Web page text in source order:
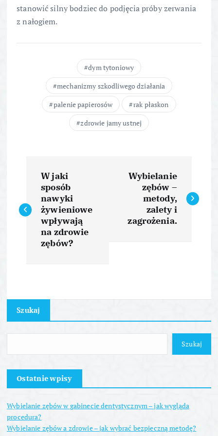
stanowić silny bodziec do podjęcia próby zerwania
z nałogiem.
dym tytoniowy
mechanizmy szkodliwego działania
palenie papierosów
rak płaskon
zdrowie jamy ustnej
w
c
j
a
w
p
i
W jaki
sposób
nawyki
żywieniowe
wpływają
na zdrowie
zębów?
Wybielanie
zębów –
metody,
zalety i
zagrożenia.
Szukaj
Szukaj
Ostatnie wpisy
Wybielanie zębów w gabinecie dentystycznym – jak wygląda
procedura?
Wybielanie zębów a zdrowie – jak wybrać bezpieczną metodę?